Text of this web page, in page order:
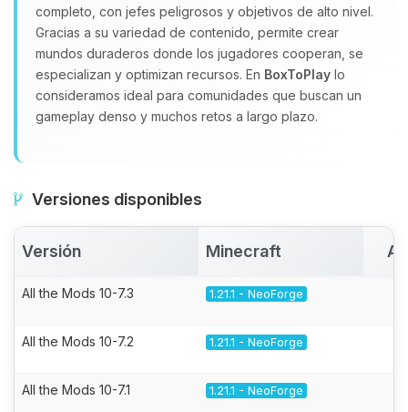
completo, con jefes peligrosos y objetivos de alto nivel.
Gracias a su variedad de contenido, permite crear
mundos duraderos donde los jugadores cooperan, se
especializan y optimizan recursos. En BoxToPlay lo
consideramos ideal para comunidades que buscan un
gameplay denso y muchos retos a largo plazo.
Versiones disponibles
Versión Minecraft
All the Mods 10-7.3 1.21.1 - NeoForge
All the Mods 10-7.2 1.21.1 - NeoForge
All the Mods 10-7.1 1.21.1 - NeoForge